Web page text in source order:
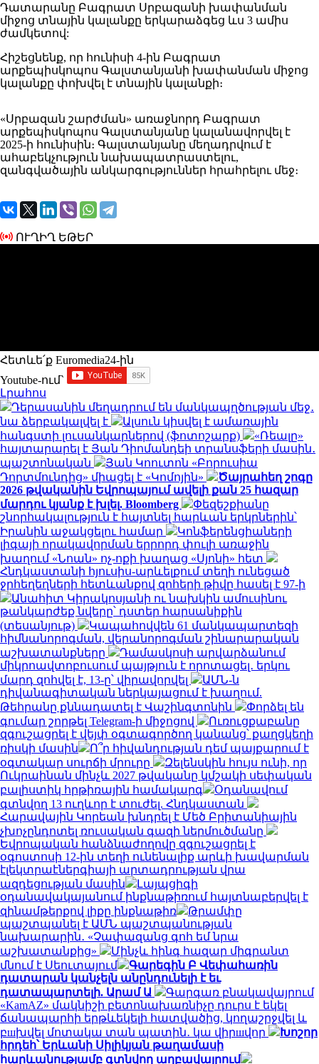
Դատարանը Բագրատ Սրբազանի խափանման
միջոց տնային կալանքը երկարաձգեց ևս 3 ամիս
ժամկետով:
Հիշեցնենք, որ հունիսի 4-ին Բագրատ
արքեպիսկոպոս Գալստանյանի խափանման միջոց
կալանքը փոխվել է տնային կալանքի։
«Սրբազան շարժման» առաջնորդ Բագրատ
արքեպիսկոպոս Գալստանյանը կալանավորվել է
2025-ի հունիսին։ Գալստանյանը մեղադրվում է
ահաբեկչություն նախապատրաստելու,
զանգվածային անկարգություններ հրահրելու մեջ։
ՈՒՂԻՂ ԵԹԵՐ
Հետևե՛ք Euromedia24-ին
Youtube-ում`
Լրահոս
Դերասանին մեղադրում են մանկապղծության մեջ․
նա ձերբակալվել է
Ալսուն կիսվել է ամառային
հանգստի լուսանկարներով (ֆոտոշարք)
«Ռեալը»
հայտարարել է Յան Դիոմանդեի տրանսֆերի մասին․
պաշտոնական
Յան Կոուտոն «Բորուսիա
Դորտմունդից» միացել է «Կոմոյին»
Ծայրահեղ շոգը
2026 թվականին Եվրոպայում ավելի քան 25 հազար
մարդու կյանք է խլել. Bloomberg
Փեզեշքիանը
շնորհակալություն է հայտնել հարևան երկրներին՝
Իրանին աջակցելու համար
Կոնֆերենցիաների
լիգայի որակավորման երրորդ փուլի առաջին
խաղում «Նոան» ոչ-ոքի խաղաց «Սյոնի» հետ
Հնդկաստանի հյուսիս-արևելքում տեղի ունեցած
ջրհեղեղների հետևանքով զոհերի թիվը հասել է 97-ի
Անահիտ Կիրակոսյանի ու նախկին ամուսինու
թանկարժեք նվերը՝ դստեր հարսանիքին
(տեսանյութ)
Կապահովվեն 61 մանկապարտեզի
հիմնանորոգման, վերանորոգման շինարարական
աշխատանքները
Դամասկոսի արվարձանում
միկրոավտոբուսում պայթյուն է որոտացել․ երկու
մարդ զոհվել է, 13-ը՝ վիրավորվել
ԱՄՆ-ն
դիվանագիտական ներկայացում է խաղում.
Թեհրանը քննադատել է Վաշինգտոնին
Փորձել են
գումար շորթել Telegram-ի միջոցով
Ուռուցքաբանը
զգուշացրել է վեյփ օգտագործող կանանց՝ քաղցկեղի
ռիսկի մասին
Ո՞ր հիվանդության դեմ պայքարում է
օգտակար սուրճի մրուրը
Զելենսկին հույս ունի, որ
Ուկրաինան մինչև 2027 թվականը կմշակի սեփական
բալիստիկ հրթիռային համակարգ
Օդանավում
գտնվող 13 ուղևոր է տուժել. Հնդկաստան
Հարավային Կորեան խնդրել է Մեծ Բրիտանիային
չխոչընդոտել ռուսական գազի ներմուծմանը
Եվրոպական հանձնաժողովը զգուշացրել է
օգոստոսի 12-ին տեղի ունենալիք արևի խավարման
էլեկտրաէներգիայի արտադրության վրա
ազդեցության մասին
Լայպցիգի
օդանավակայանում ինքնաթիռում հայտնաբերվել է
զինամթերքով լիքը ինքնաթիռ
Թրամփը
պաշտպանել է ԱՄՆ պաշտպանության
նախարարին․ «Չափազանց գոհ եմ նրա
աշխատանքից»
Մինչև հինգ հազար միգրանտ
մնում է Սեուտայում
Գարեգին Բ Վեփահառին
դատարան կանչելն անընդունելի է եւ
դատապարտելի. Արամ Ա
Գարգառ բնակավայրում
«KamAZ» մակնիշի բետոնախառնիչը դուրս է եկել
ճանապարհի երթևեկելի հատվածից, կողաշրջվել և
բшխվել մոտակա տան պատին․ կա վիրшվոր
Խոշոր
հրդեհ՝ Երևանի Սիլիկյան թաղամասի
հարևանությամբ գտնվող աղբավայրում